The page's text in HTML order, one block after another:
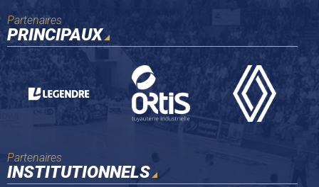
Partenaires
PRINCIPAUX
Partenaires
INSTITUTIONNELS